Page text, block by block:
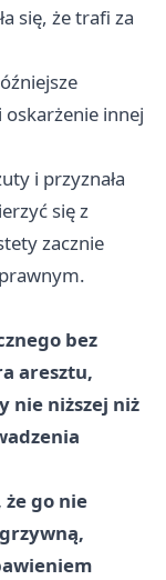
się, że trafi za
oskarżenie innej
i przyznała
się z
zacznie
bez
aresztu,
nie niższej niż
że go nie